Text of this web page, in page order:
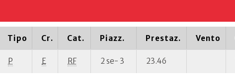
Tipo Cr. Cat. Piazz. Prestaz. Vento
P E RF 2 se- 3 23.46